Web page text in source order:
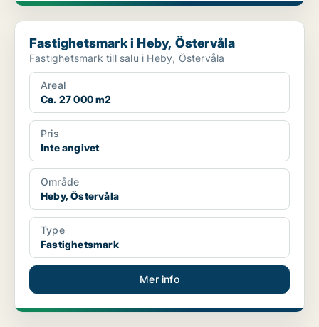
Fastighetsmark i Heby, Östervåla
Fastighetsmark i Heby, Östervåla
Fastighetsmark till salu i Heby, Östervåla
Areal
Ca. 27 000 m2
Pris
Inte angivet
Område
Heby, Östervåla
Type
Fastighetsmark
Mer info